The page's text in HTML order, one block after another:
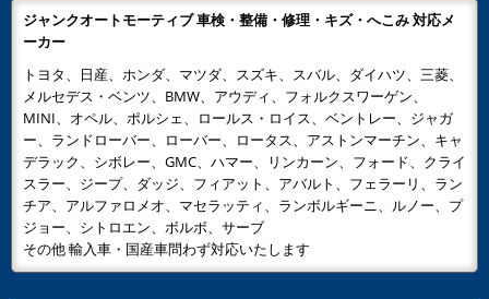
ジャンクオートモーティブ 車検・整備・修理・キズ・へこみ 対応メ
ーカー
トヨタ、日産、ホンダ、マツダ、スズキ、スバル、ダイハツ、三菱、
メルセデス・ベンツ、BMW、アウディ、フォルクスワーゲン、
MINI、オペル、ポルシェ、ロールス・ロイス、ベントレー、ジャガ
ー、ランドローバー、ローバー、ロータス、アストンマーチン、キャ
デラック、シボレー、GMC、ハマー、リンカーン、フォード、クライ
スラー、ジープ、ダッジ、フィアット、アバルト、フェラーリ、ラン
チア、アルファロメオ、マセラッティ、ランボルギーニ、ルノー、プ
ジョー、シトロエン、ボルボ、サーブ
その他 輸入車・国産車問わず対応いたします